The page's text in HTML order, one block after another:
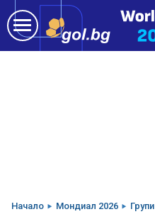
Начало Мондиал 2026 Групи